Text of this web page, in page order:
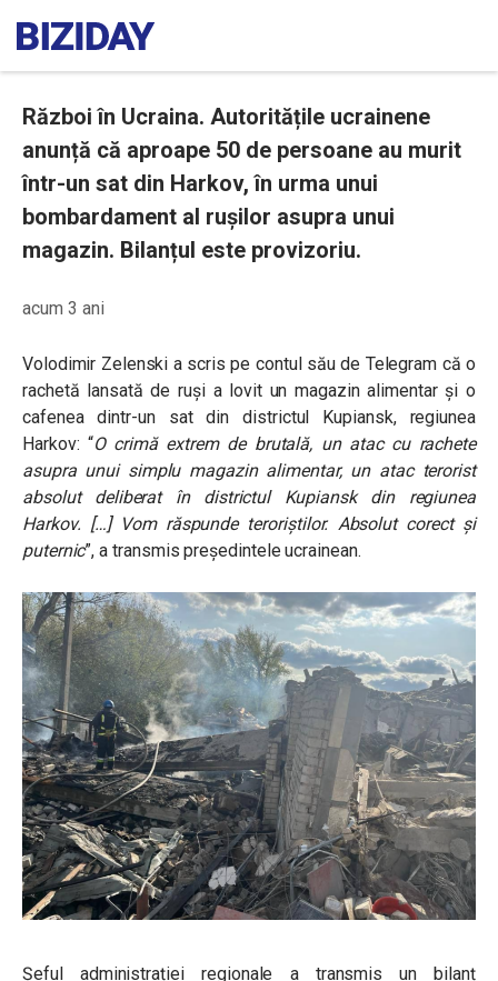
Război în Ucraina. Autoritățile ucrainene
anunță că aproape 50 de persoane au murit
într-un sat din Harkov, în urma unui
bombardament al rușilor asupra unui
magazin. Bilanțul este provizoriu.
acum 3 ani
Volodimir Zelenski a scris pe contul său de Telegram că o
rachetă lansată de ruși a lovit un magazin alimentar și o
cafenea dintr-un sat din districtul Kupiansk, regiunea
Harkov: “O crimă extrem de brutală, un atac cu rachete
asupra unui simplu magazin alimentar, un atac terorist
absolut deliberat în districtul Kupiansk din regiunea
Harkov. […] Vom răspunde teroriștilor. Absolut corect și
puternic”, a transmis președintele ucrainean.
Șeful administrației regionale a transmis un bilanț